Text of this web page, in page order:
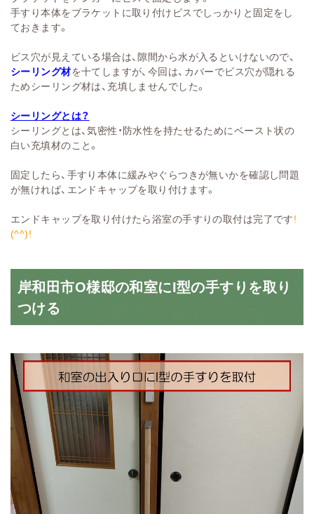
手すり本体をブラケットに取り付けビスでしっかりと固定をし
ておきます。
ビス穴が見えている場合は、隙間から水が入るといけないので、
シーリング材を十てしますが、今回は、カバーでビス穴が隠れる
ためシーリング材は、充填しませんでした。
シーリングとは？
シーリングとは、気密性・防水性を持たせるためにベースト状の
白い充填材のこと。
固定したら、手すり本体に緩みやぐらつきが無いかを確認し問題
が無ければ、エンドキャップを取り付けます。
エンドキャップを取り付けたら浴室の手すりの取付は完了です!
(^^)!
岸和田市O様邸の和室にI型の手すりを取り
つける